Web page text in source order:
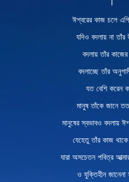
Ⅰ
ঈশ্বরের কাজ চলে
যদিও বদলায় না তাঁর
বদলায় তাঁর
বদলাচ্ছে তাঁর
যত বেশি করেন
মানুষ তাঁকে জানে
মানুষের স্বভাবও বদলায়
যেহেতু তাঁর কাজ
যারা অসচেতন পবিত্র
ও যুক্তিহীন